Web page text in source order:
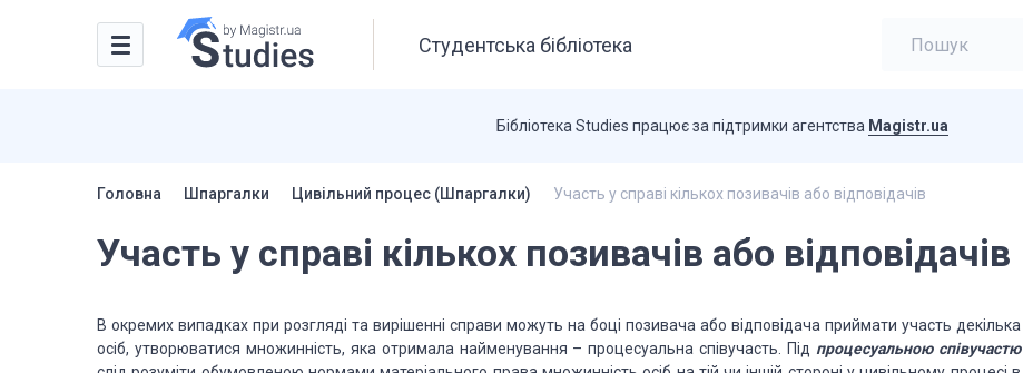
Студентська бібліотека
Бібліотека Studies працює за підтримки агентства Magistr.ua
Головна Шпаргалки Цивільний процес (Шпаргалки) Участь у справі кількох позивачів або відповідачів
Участь у справі кількох позивачів або відповідачів
В окремих випадках при розгляді та вирішенні справи можуть на боці позивача або відповідача приймати участь декілька
осіб, утворюватися множинність, яка отримала найменування – процесуальна співучасть. Під процесуальною співучастю